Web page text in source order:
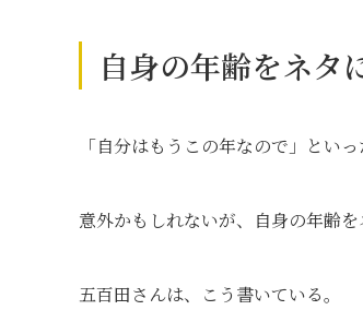
自身の年齢をネタ
「自分はもうこの年なので」とい
意外かもしれないが、自身の年齢
五百田さんは、こう書いている。